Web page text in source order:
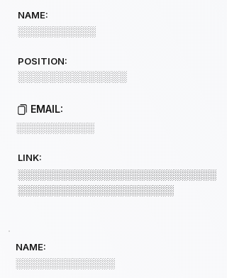
NAME:
░░░░░░░░░░░
POSITION:
░░░░░░░░░░░░░░
EMAIL:
░░░░░░░░░░░
LINK:
░░░░░░░░░░░░░░░░░░░░░░░░░░░░
░░░░░░░░░░░░░░░░░░░░░░
NAME:
░░░░░░░░░░░░░░